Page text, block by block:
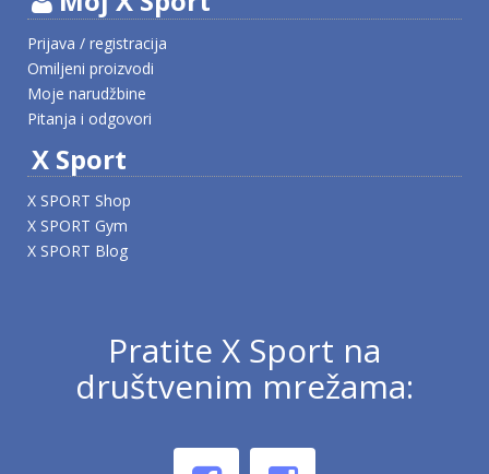
Prijava / registracija
Omiljeni proizvodi
Moje narudžbine
Pitanja i odgovori
X Sport
X SPORT Shop
X SPORT Gym
X SPORT Blog
Pratite X Sport na
društvenim mrežama: